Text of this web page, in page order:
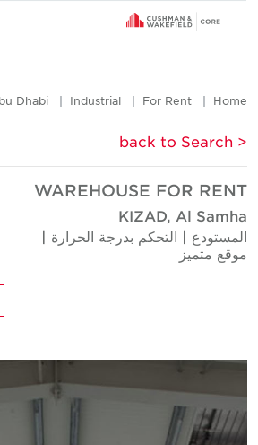
Home
For Rent
Industrial
Abu Dhabi
< back to Search
WAREHOUSE FOR RENT
KIZAD, Al Samha
المستودع | التحكم بدرجة الحرارة |
موقع متميز